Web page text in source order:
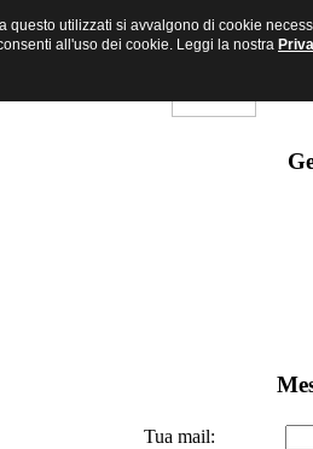
Tua mail:
questo utilizzati si avvalgono di cookie
all'uso dei cookie. Leggi la nostra